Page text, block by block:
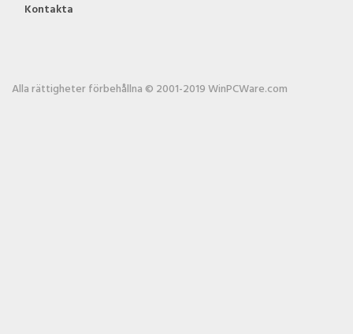
Kontakta
Alla rättigheter förbehållna © 2001-2019 WinPCWare.com